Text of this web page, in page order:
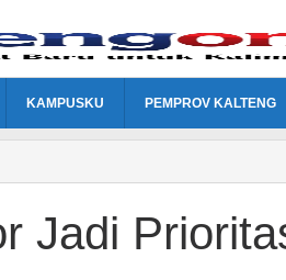
KAMPUSKU PEMPROV KALTENG
Jadi